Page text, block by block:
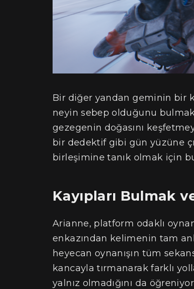
Bir diğer yandan geminin bir
neyin sebep olduğunu
gezegenin doğasını
bir dedektif gibi gün yüzüne
birleşimine tanık olmak için
Kayıpları Bulmak
Arianne, platform odaklı
enkazından kelimenin tam
heyecan oynanışın tüm
kancayla tırmanarak farklı
yalnız olmadığını da